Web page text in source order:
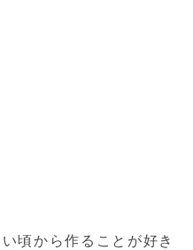
頃から作ることが好き